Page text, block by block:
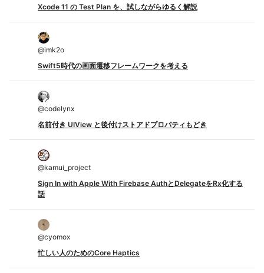
Xcode 11 の Test Plan を、試しながらゆるく解説
@imk2o
Swift5時代の画面遷移フレームワークを考える
@codelynx
名前付き UIView と後付けストアドプロパティもどき
@kamui_project
Sign In with Apple With Firebase AuthとDelegateをRx化する
話
@cyomox
忙しい人のためのCore Haptics